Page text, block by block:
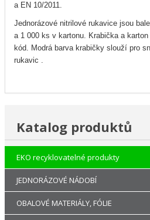
a EN 10/2011.
Jednorázové nitrilové rukavice jsou
a 1 000 ks v kartonu. Krabička a
kód. Modrá barva krabičky slouží pro
rukavic .
Katalog produktů
EKO recyklovatelné produkty
JEDNORÁZOVÉ NÁDOBÍ
OBALOVÉ MATERIÁLY, FÓLIE